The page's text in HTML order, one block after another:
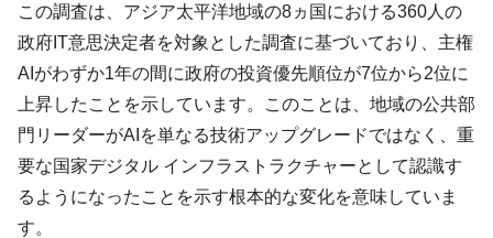
この調査は、アジア太平洋地域の8ヵ国における360人の
政府IT意思決定者を対象とした調査に基づいており、主権
AIがわずか1年の間に政府の投資優先順位が7位から2位に
上昇したことを示しています。このことは、地域の公共部
門リーダーがAIを単なる技術アップグレードではなく、重
要な国家デジタル インフラストラクチャーとして認識す
るようになったことを示す根本的な変化を意味していま
す。